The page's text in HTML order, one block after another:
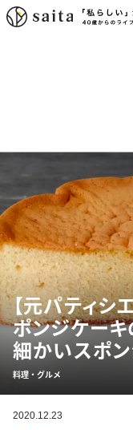
【元パティシ
ポンジケーキ
細かいスポ
料理・グルメ
2020.12.23